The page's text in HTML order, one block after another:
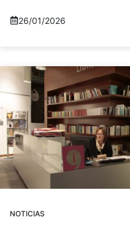
26/01/2026
NOTICIAS